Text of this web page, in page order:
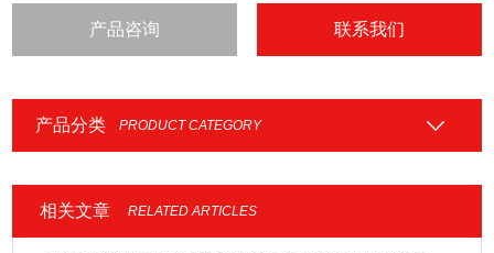
产品咨询 联系我们
产品分类 PRODUCT CATEGORY
相关文章 RELATED ARTICLES